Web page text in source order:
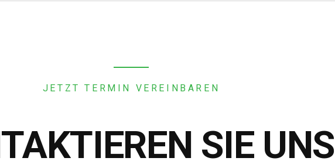
JETZT TERMIN VEREINBAREN
SIE UNS